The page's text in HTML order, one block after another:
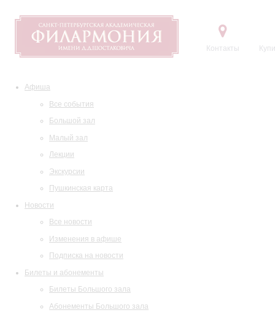
Контакты
Афиша
Все события
Большой зал
Малый зал
Лекции
Экскурсии
Пушкинская карта
Новости
Все новости
Изменения в афише
Подписка на новости
Билеты и абонементы
Билеты Большого зала
Абонементы Большого зала